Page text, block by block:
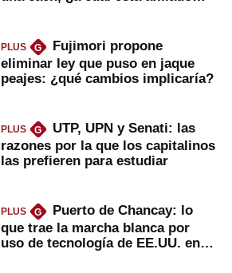
PLUS G
Fujimori propone
eliminar ley que puso en jaque
peajes: ¿qué cambios implicaría?
PLUS G
UTP, UPN y Senati: las
razones por la que los capitalinos
las prefieren para estudiar
PLUS G
Puerto de Chancay: lo
que trae la marcha blanca por
uso de tecnología de EE.UU. en